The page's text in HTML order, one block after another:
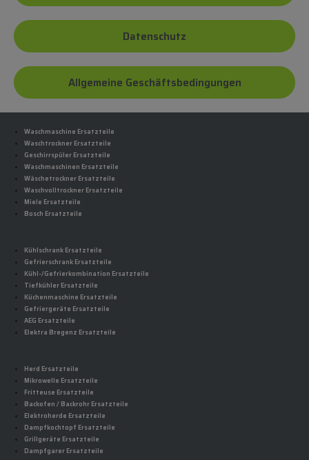
Datenschutz
Allgemeine Geschäftsbedingungen
Waschmaschine Ersatzteile
Waschtrockner Ersatzteile
Geschirrspüler Ersatzteile
Waschmaschinen Ersatzteile
Wäschetrockner Ersatzteile
Waschvolltrockner Ersatzteile
Miele Ersatzteile
Bosch Ersatzteile
Kühlschrank Ersatzteile
Gefrierschrank Ersatzteile
Kühl-/Gefrierkombination Ersatzteile
Tiefkühler Ersatzteile
Küchenmaschine Ersatzteile
Gefriergeräte Ersatzteile
AEG Ersatzteile
Elektra Bregenz Ersatzteile
Herd Ersatzteile
Mikrowelle Ersatzteile
Fritteuse Ersatzteile
Backofen / Backrohr Ersatzteile
Elektroherde Ersatzteile
Dampfkochtopf Ersatzteile
Grillgeräte Ersatzteile
Dampfgarer Ersatzteile